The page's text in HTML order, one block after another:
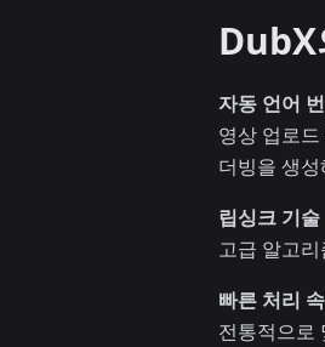
DubX
자동 언어
영상 업로
더빙을 생성
립싱크 기술
고급 알고
빠른 처리
전통적으로